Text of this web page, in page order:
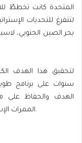
المتحدة كانت تخططّ
لتتفرغ للتحديات
بحر الصين الجنوبي،
لتحقيق هذا الهدف
سنوات على برنامج
الهدف والحفاظ على
الممرات الإستراتيجية وجزء كبير من مصادر الطاقة العالمية.